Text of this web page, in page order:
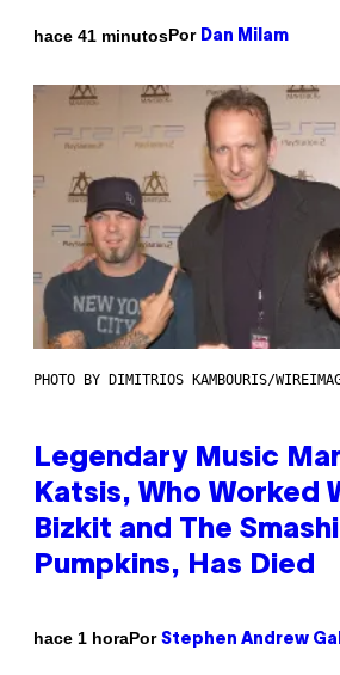
hace 41 minutosPor Dan Milam
PHOTO BY DIMITRIOS KAMBOURIS/
Legendary Music
Katsis, Who Worked
Bizkit and The
Pumpkins, Has Died
hace 1 horaPor Stephen Andrew